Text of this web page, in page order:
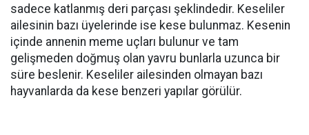
sadece katlanmış deri parçası şeklindedir. Keseliler
ailesinin bazı üyelerinde ise kese bulunmaz. Kesenin
içinde annenin meme uçları bulunur ve tam
gelişmeden doğmuş olan yavru bunlarla uzunca bir
süre beslenir. Keseliler ailesinden olmayan bazı
hayvanlarda da kese benzeri yapılar görülür.